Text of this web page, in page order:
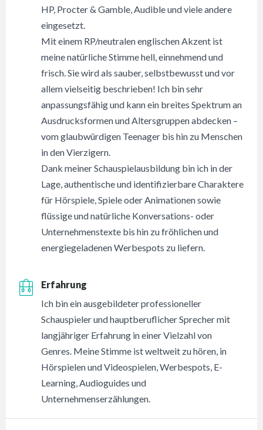
HP, Procter & Gamble, Audible und viele andere
eingesetzt.
Mit einem RP/neutralen englischen Akzent ist
meine natürliche Stimme hell, einnehmend und
frisch. Sie wird als sauber, selbstbewusst und vor
allem vielseitig beschrieben! Ich bin sehr
anpassungsfähig und kann ein breites Spektrum an
Ausdrucksformen und Altersgruppen abdecken –
vom glaubwürdigen Teenager bis hin zu Menschen
in den Vierzigern.
Dank meiner Schauspielausbildung bin ich in der
Lage, authentische und identifizierbare Charaktere
für Hörspiele, Spiele oder Animationen sowie
flüssige und natürliche Konversations- oder
Unternehmenstexte bis hin zu fröhlichen und
energiegeladenen Werbespots zu liefern.
Erfahrung
Ich bin ein ausgebildeter professioneller
Schauspieler und hauptberuflicher Sprecher mit
langjähriger Erfahrung in einer Vielzahl von
Genres. Meine Stimme ist weltweit zu hören, in
Hörspielen und Videospielen, Werbespots, E-
Learning, Audioguides und
Unternehmenserzählungen.